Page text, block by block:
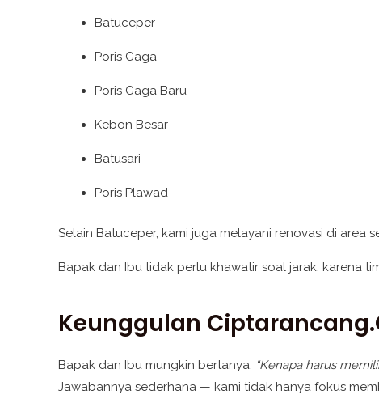
Batuceper
Poris Gaga
Poris Gaga Baru
Kebon Besar
Batusari
Poris Plawad
Selain Batuceper, kami juga melayani renovasi di area
Bapak dan Ibu tidak perlu khawatir soal jarak, karena
Keunggulan
Bapak dan Ibu mungkin bertanya, “Kenapa harus
Jawabannya sederhana — kami tidak hanya fokus